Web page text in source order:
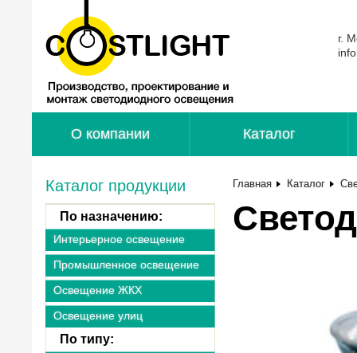
г.
О компании Каталог
Каталог продукции
По назначению:
Интерьерное освещение
Промышленное освещение
Освещение ЖКХ
Освещение улиц
По типу:
Главная Каталог